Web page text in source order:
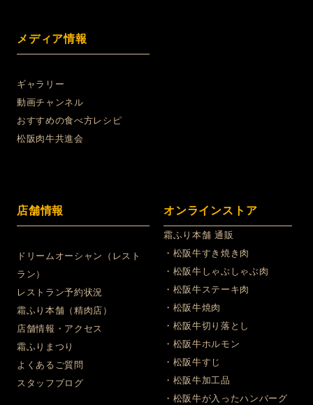
メディア情報
ギャラリー
動画チャンネル
おすすめの食べ方レシピ
松阪肉牛共進会
店舗情報
ドリームオーシャン（レスト
ラン）
レストラン予約状況
霜ふり本舗（精肉店）
店舗情報・アクセス
霜ふりまつり
よくあるご質問
スタッフブログ
オンラインストア
霜ふり本舗 通販
・松阪牛すき焼き肉
・松阪牛しゃぶしゃぶ肉
・松阪牛ステーキ肉
・松阪牛焼肉
・松阪牛切り落とし
・松阪牛ホルモン
・松阪牛すじ
・松阪牛加工品
・松阪牛が入ったハンバーグ